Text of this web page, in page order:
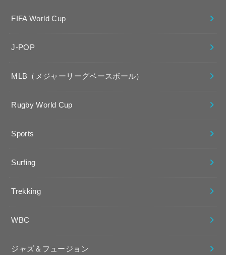
FIFA World Cup
J-POP
MLB（メジャーリーグベースボール）
Rugby World Cup
Sports
Surfing
Trekking
WBC
ジャズ＆フュージョン